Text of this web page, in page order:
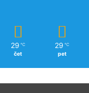
29 ℃
čet
29 ℃
pet